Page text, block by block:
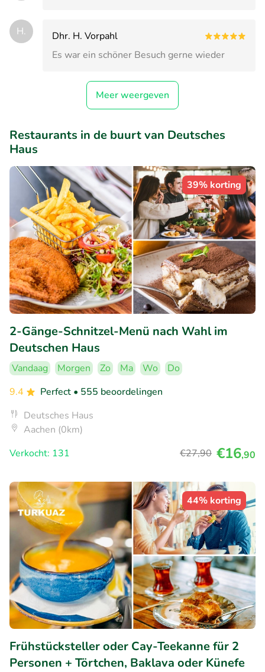
H.
Dhr. H. Vorpahl
Es war ein schöner Besuch gerne wieder
Meer weergeven
Restaurants in de buurt van Deutsches
Haus
39% korting
2-Gänge-Schnitzel-Menü nach Wahl im
Deutschen Haus
Vandaag Morgen Zo Ma Wo
Do
9.4
Perfect • 555 beoordelingen
Deutsches Haus
Aachen (0km)
Verkocht: 131
€27,90 €16,90
44% korting
Frühstücksteller oder Cay-Teekanne für 2
Personen + Törtchen, Baklava oder Künefe